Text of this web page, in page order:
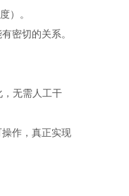
）。
密切的关系。
无需人工干
作，真正实现